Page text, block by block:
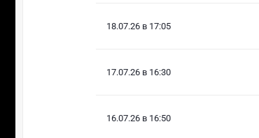
18.07.26 в 17:05
17.07.26 в 16:30
16.07.26 в 16:50